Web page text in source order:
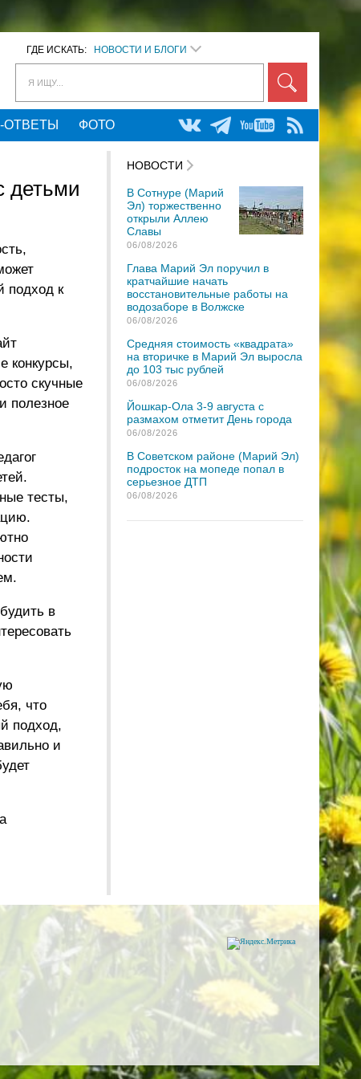
ГДЕ ИСКАТЬ: НОВОСТИ И БЛОГИ
Я ИЩУ...
ФОТО
детьми
подход к
конкурсы,
скучные
полезное
тесты,
в
что
подход,
и
НОВОСТИ
В Сотнуре (Марий
Эл) торжественно
открыли Аллею
Славы
06/08/2026
Глава Марий Эл поручил в
кратчайшие начать
восстановительные работы на
водозаборе в Волжске
06/08/2026
Средняя стоимость «квадрата»
на вторичке в Марий Эл выросла
до 103 тыс рублей
06/08/2026
Йошкар-Ола 3-9 августа с
размахом отметит День города
06/08/2026
В Советском районе (Марий Эл)
подросток на мопеде попал в
серьезное ДТП
06/08/2026